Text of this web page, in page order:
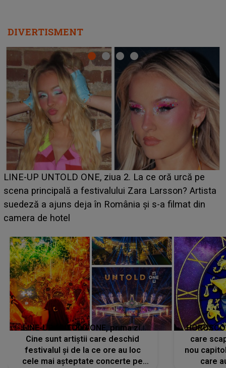
DIVERTISMENT
Ce a dezvăluit noua concurentă din "Casa Iubirii" l-a
luat prin surprindere pe Emanuel. CINE ESTE
BĂIATUL VIZAT de Alexandra?! Aflându-se în fața
faptului împlinit, A RECUNOSCUT IMEDIAT: "Am
LINE-UP UNTOLD ONE, prima zi.
Cine sunt artiștii care deschid
festivalul și de la ce ore au loc
cele mai așteptate concerte pe
care
nou
care